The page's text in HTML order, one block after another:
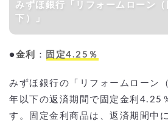
みずほ銀行「リフォームローン（固定金利：10年以
下）」
●金利 ： 固定4.25％
みずほ銀行の「リフォームローン
年以下の返済期間で固定金利4.25
す。固定金利商品は、返済期間中